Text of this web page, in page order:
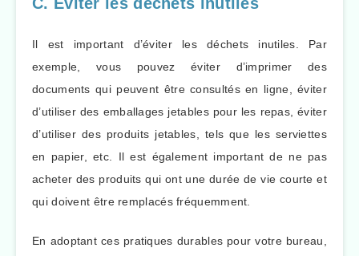
Il est important d’éviter les déchets inutiles. Par
exemple, vous pouvez éviter d’imprimer des
documents qui peuvent être consultés en ligne, éviter
d’utiliser des emballages jetables pour les repas, éviter
d’utiliser des produits jetables, tels que les serviettes
en papier, etc. Il est également important de ne pas
acheter des produits qui ont une durée de vie courte et
qui doivent être remplacés fréquemment.
En adoptant ces pratiques durables pour votre bureau,